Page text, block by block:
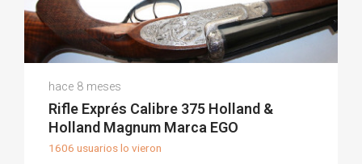
(0)
hace 8 meses
Rifle Exprés Calibre 375 Holland &
Holland Magnum Marca EGO
1606 usuarios lo vieron